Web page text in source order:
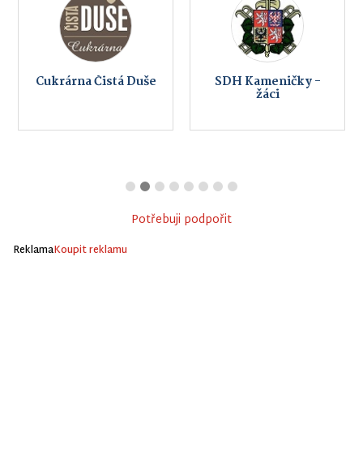
Cukrárna Čistá Duše SDH Kameničky -
žáci
Potřebuji podpořit
ReklamaKoupit reklamu